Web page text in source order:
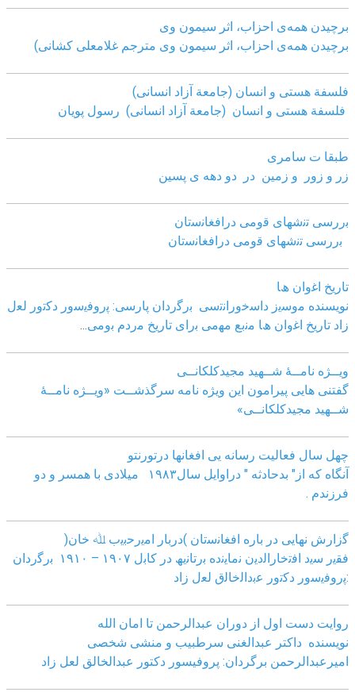
برچیدن همه‌ی احزاب، اثر سیمون وی
برچیدن همه‌ی احزاب، اثر سیمون وی مترجم غلامعلی کشانی)
فلسفة هستی و انسان (جامعة آزاد انسانی)
فلسفة هستی و انسان (جامعة آزاد انسانی) رسول پویان
طبقا ت سامری
زر و زور و زمین در دو دهه ی پسین
ﺑررﺳﯽ ﺗﻧﺷﮭﺎی ﻗوﻣﯽ دراﻓﻐﺎﻧﺳﺗﺎن
ﺑررﺳﯽ ﺗﻧﺷﮭﺎی ﻗوﻣﯽ دراﻓﻐﺎﻧﺳﺗﺎن
ﺗﺎرﯾﺦ اﻏوان ھﺎ
نویسنده ﻣوﺳﯾز داﺳﺧوراﻧﺗﺳﯽ ﺑرﮔردان ﭘﺎرﺳﯽ: ﭘروﻓﯾﺳور دﮐﺗور ﻟﻌل
زاد ﺗﺎرﯾﺦ اﻏوان ھﺎ ﻣﻧﺑﻊ ﻣﮭﻣﯽ ﺑرای ﺗﺎرﯾﺦ ﻣردم ﺑوﻣﯽ
ویــژه نامــۀ شــهید مجیدکلکانــی
گفتنی هایی پیرامون این ویژه نامه سرگذشــت «ویــژه نامــۀ
شــهید مجیدکلکانــی»
چهل سال فعالیت رسانه یی افغانها درتورنتو
آنگاه که از" بدحادثه " دراوایل سال۱۹۸۳ میلادی با همسر و دو
فرزندم .
ﮔزارش ﻧﮭﺎﯾﯽ در ﺑﺎره اﻓﻐﺎﻧﺳﺗﺎن )درﺑﺎر اﻣﯾرﺣﺑﯾب ﷲ ﺧﺎن(
ﻓﻘﯾر ﺳﯾد اﻓﺗﺧﺎراﻟدﯾن ﻧﻣﺎﯾﻧده ﺑرﺗﺎﻧﯾﮫ در ﮐﺎﺑل ١٩٠٧ – ١٩١٠ ﺑرﮔردان
:ﭘروﻓﯾﺳور دﮐﺗور ﻋﺑداﻟﺧﺎﻟق ﻟﻌل زاد
روایت دست اول از دوران عبدالرحمن تا امان الله
نویسنده داکتر عبدالغنی سرطبیب و منشی شخصی
امیرعبدالرحمن برگردان: پروفیسور دکتور عبدالخالق لعل زاد